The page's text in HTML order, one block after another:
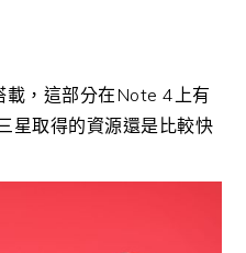
，這部分在Note 4上有
星取得的資源還是比較快